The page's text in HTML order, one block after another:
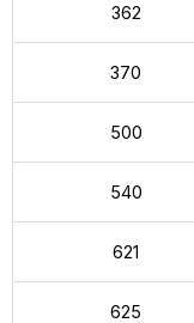
362
370
500
540
621
625